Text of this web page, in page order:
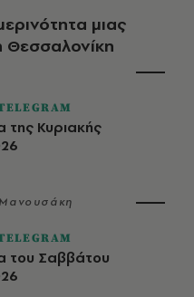
μιας
Θεσσαλονίκη
της Κυριακής
Μανουσάκη
του Σαββάτου